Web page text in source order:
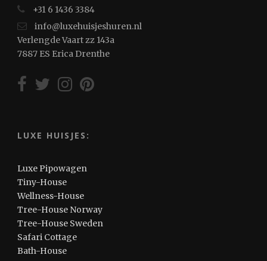
+31 6 1436 3384
info@luxehuisjeshuren.nl
Verlengde Vaart zz 143a
7887 ES Erica Drenthe
LUXE HUISJES:
Luxe Pipowagen
Tiny-House
Wellness-House
Tree-House Norway
Tree-House Sweden
Safari Cottage
Bath-House